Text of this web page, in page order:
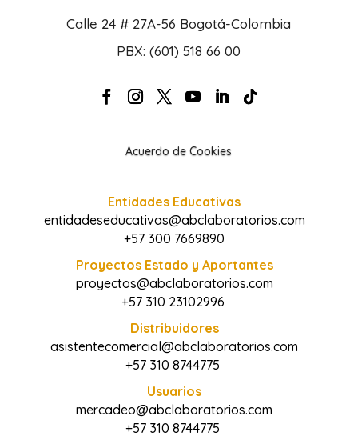
Calle 24 # 27A-56 Bogotá-Colombia
PBX: (601) 518 66 00
Acuerdo de Cookies
Entidades Educativas
entidadeseducativas@abclaboratorios.com
+57 300 7669890
Proyectos Estado y Aportantes
proyectos@abclaboratorios.com
+57 310 23102996
Distribuidores
asistentecomercial@abclaboratorios.com
+57 310 8744775
Usuarios
mercadeo@abclaboratorios.com
+57 310 8744775